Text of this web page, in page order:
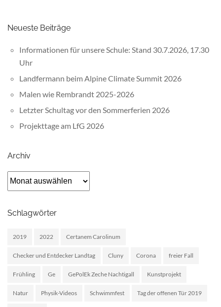
Neueste Beiträge
Informationen für unsere Schule: Stand 30.7.2026, 17.30
Uhr
Landfermann beim Alpine Climate Summit 2026
Malen wie Rembrandt 2025-2026
Letzter Schultag vor den Sommerferien 2026
Projekttage am LfG 2026
Archiv
Archiv
Schlagwörter
2019 2022 Certanem Carolinum
Checker und Entdecker Landtag Cluny Corona freier Fall
Frühling Ge GePolEk Zeche Nachtigall Kunstprojekt
Natur Physik-Videos Schwimmfest Tag der offenen Tür 2019